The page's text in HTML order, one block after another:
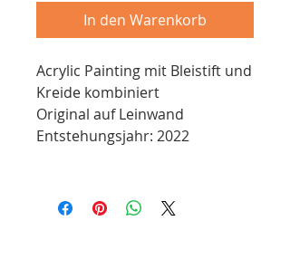
In den Warenkorb
Acrylic Painting mit Bleistift und
Kreide kombiniert
Original auf Leinwand
Entstehungsjahr: 2022